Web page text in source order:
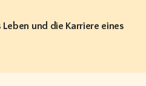
Leben und die Karriere eines